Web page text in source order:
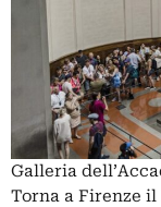
Galleria
Torna a Firenze il